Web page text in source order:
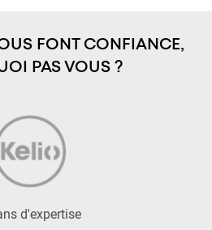
FONT CONFIANCE,
PAS VOUS ?
d'expertise